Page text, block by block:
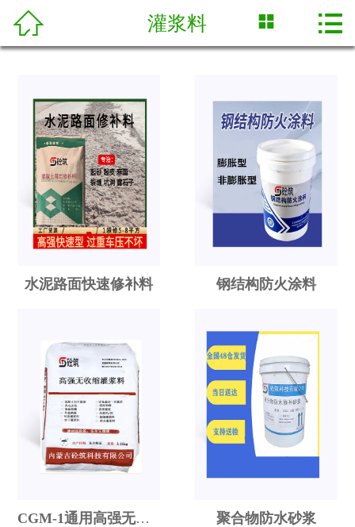
网站首页
荣誉证书
产品展示
新闻中心
技术专栏
联系我们
 灌浆料  
水泥路面快速修补料 钢结构防火涂料
CGM-1通用高强无收缩灌浆料 聚合物防水砂浆